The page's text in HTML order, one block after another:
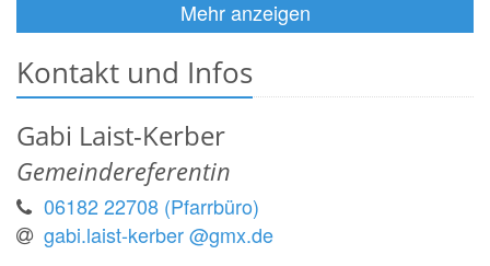
Mehr anzeigen
Kontakt und Infos
Gabi Laist-Kerber
Gemeindereferentin
06182 22708 (Pfarrbüro)
gabi.laist-kerber @gmx.de